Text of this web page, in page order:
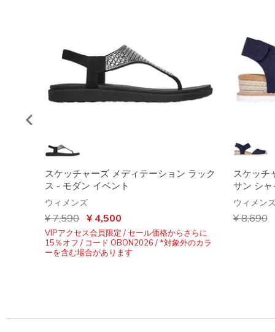
スケッチャーズ メディテーション ラック
ス - モダン イベント
ウィメンズ
からの値引き
¥ 7,590 から
¥ 4,500
VIPアクセス会員限定 / セール価格からさらに
15％オフ / コード OBON2026 / *対象外のカラ
ーを含む場合があります
スケッチ
サン シ
ウィメン
からの値
¥ 8,690